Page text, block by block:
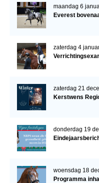
maandag 6
Everest
zaterdag 4
zaterdag 21
Kerstwens
donderdag 19
woensdag 18
Programma